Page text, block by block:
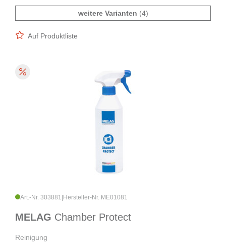
weitere Varianten (4)
Auf Produktliste
Art.-Nr. 303881 Hersteller-Nr. ME01081
MELAG Chamber Protect
Reinigung